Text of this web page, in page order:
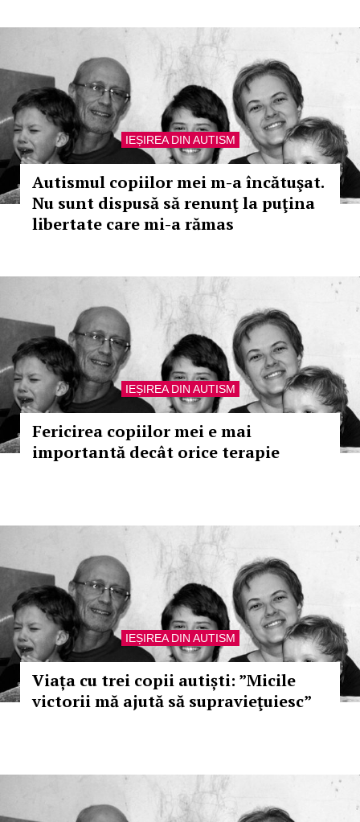
IEȘIREA DIN AUTISM
Autismul copiilor mei m-a încătuşat.
Nu sunt dispusă să renunţ la puţina
libertate care mi-a rămas
IEȘIREA DIN AUTISM
Fericirea copiilor mei e mai
importantă decât orice terapie
IEȘIREA DIN AUTISM
Viața cu trei copii autiști: ”Micile
victorii mă ajută să supravieţuiesc”